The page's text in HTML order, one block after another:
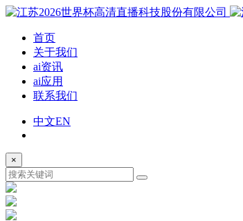
首页
关于我们
ai资讯
ai应用
联系我们
中文EN
×